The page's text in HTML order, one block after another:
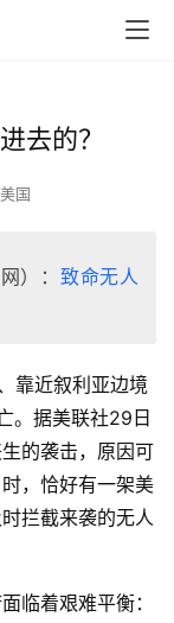
去的？
美国
）： 致命无人
靠近叙利亚边境
。据美联社29日
的袭击，原因可
，恰好有一架美
拦截来袭的无人
临着艰难平衡：